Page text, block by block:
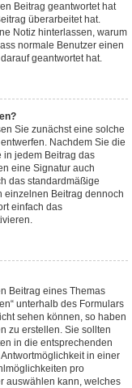
Beitrag geantwortet hat
überarbeitet hat.
Notiz hinterlassen, warum
normale Benutzer einen
geantwortet hat.
Sie zunächst eine solche
Nachdem Sie die
in jedem Beitrag das
eine Signatur auch
das standardmäßige
einzelnen Beitrag dennoch
einfach das
Beitrag eines Themas
unterhalb des Formulars
sehen können, so haben
zu erstellen. Sie sollten
in die entsprechenden
in einer
pro
auswählen kann, welches